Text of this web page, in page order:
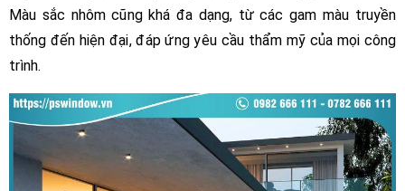
Màu sắc nhôm cũng khá đa dạng, từ các gam màu truyền
thống đến hiện đại, đáp ứng yêu cầu thẩm mỹ của mọi công
trình.